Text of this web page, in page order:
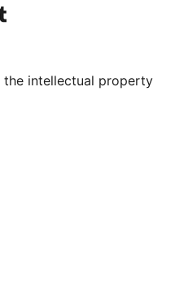
our Tumblr account
the intellectual property